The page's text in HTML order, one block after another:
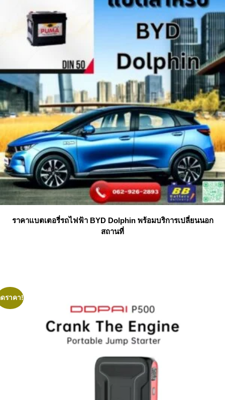
ราคาแบตเตอรี่รถไฟฟ้า BYD Dolphin พร้อมบริการเปลี่ยนนอก
สถานที่
ราคา!